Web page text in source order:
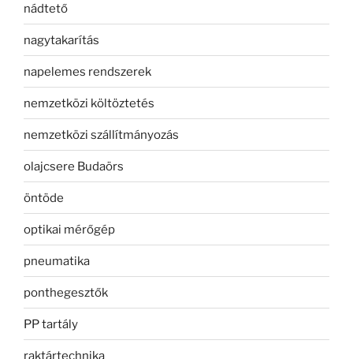
nádtető
nagytakarítás
napelemes rendszerek
nemzetközi költöztetés
nemzetközi szállítmányozás
olajcsere Budaörs
öntöde
optikai mérőgép
pneumatika
ponthegesztők
PP tartály
raktártechnika